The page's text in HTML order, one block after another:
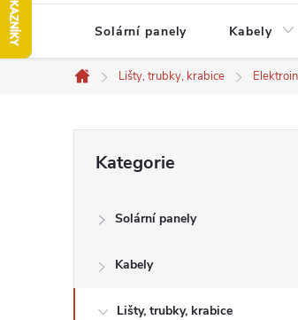
Solární panely Kabely
Domů
Lišty, trubky, krabice
t
kategorie
Kategorie
Solární panely
Kabely
Lišty, trubky, krabice